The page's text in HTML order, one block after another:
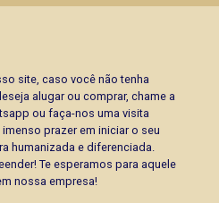
site, caso você não tenha
alugar ou comprar, chame a
ou faça-nos uma visita
prazer em iniciar o seu
humanizada e diferenciada.
Te esperamos para aquele
nossa empresa!